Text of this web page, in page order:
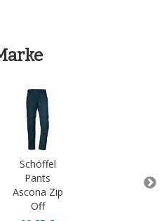
Schöffel
Pants
Ascona Zip
Off